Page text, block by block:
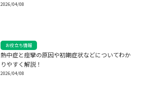
2026/04/08
お役立ち情報
熱中症と痙攣の原因や初期症状などについてわか
りやすく解説！
2026/04/08